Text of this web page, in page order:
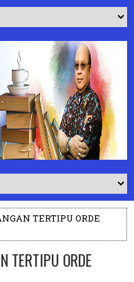
TERTIPU ORDE
TERTIPU ORDE